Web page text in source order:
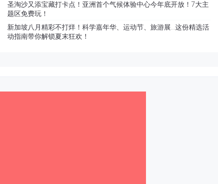
圣淘沙又添宝藏打卡点！亚洲首个气候体验中心今年底开放！7大主
题区免费玩！
新加坡八月精彩不打烊！科学嘉年华、运动节、旅游展…这份精选活
动指南带你解锁夏末狂欢！